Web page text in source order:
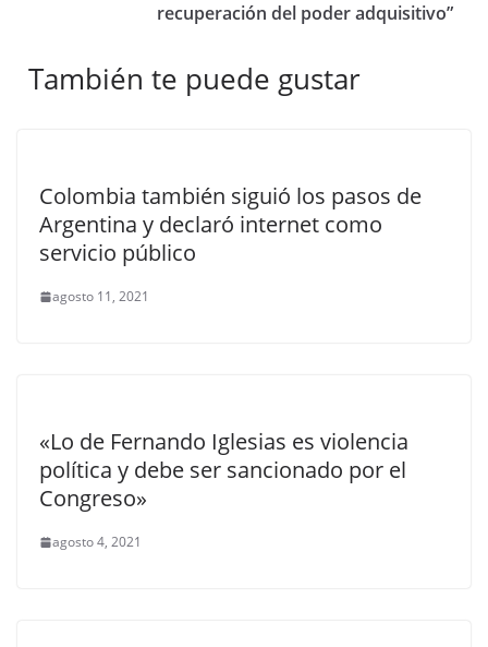
recuperación del poder adquisitivo”
También te puede gustar
Colombia también siguió los pasos de
Argentina y declaró internet como
servicio público
agosto 11, 2021
«Lo de Fernando Iglesias es violencia
política y debe ser sancionado por el
Congreso»
agosto 4, 2021